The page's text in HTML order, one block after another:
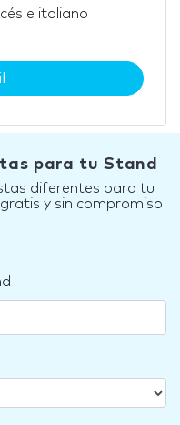
e italiano
para tu Stand
diferentes para tu
y sin compromiso